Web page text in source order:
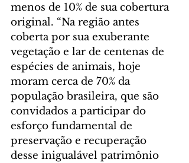
menos de 10% de sua cobertura
original. “Na região antes
coberta por sua exuberante
vegetação e lar de centenas de
espécies de animais, hoje
moram cerca de 70% da
população brasileira, que são
convidados a participar do
esforço fundamental de
preservação e recuperação
desse inigualável patrimônio